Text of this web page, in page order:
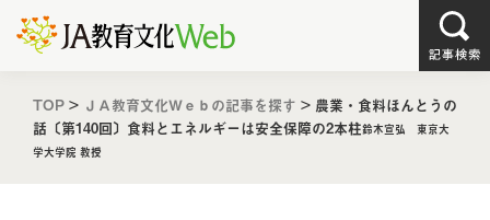
TOP > ＪＡ教育文化Ｗｅｂの記事を探す > 農業・食料ほんとうの
話〔第140回〕 食料とエネルギーは安全保障の2本柱鈴木宣弘 東京大
学大学院 教授